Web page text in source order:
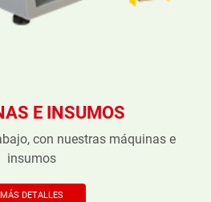
E INSUMOS
con nuestras máquinas e
insumos
MÁS DETALLES